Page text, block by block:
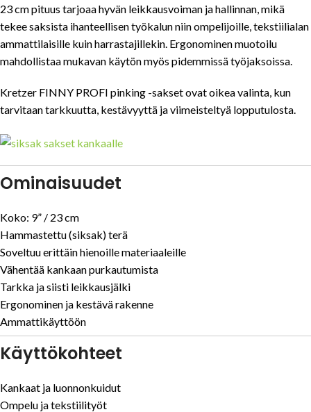
23 cm pituus tarjoaa hyvän leikkausvoiman ja hallinnan, mikä
tekee saksista ihanteellisen työkalun niin ompelijoille, tekstiilialan
ammattilaisille kuin harrastajillekin. Ergonominen muotoilu
mahdollistaa mukavan käytön myös pidemmissä työjaksoissa.
Kretzer FINNY PROFI pinking -sakset ovat oikea valinta, kun
tarvitaan tarkkuutta, kestävyyttä ja viimeisteltyä lopputulosta.
Ominaisuudet
Koko: 9” / 23 cm
Hammastettu (siksak) terä
Soveltuu erittäin hienoille materiaaleille
Vähentää kankaan purkautumista
Tarkka ja siisti leikkausjälki
Ergonominen ja kestävä rakenne
Ammattikäyttöön
Käyttökohteet
Kankaat ja luonnonkuidut
Ompelu ja tekstiilityöt